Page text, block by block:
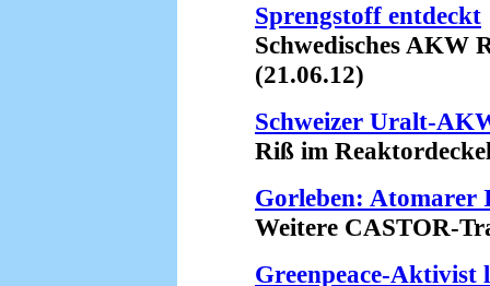
Sprengstoff entdeckt
Schwedisches AKW
(21.06.12)
Schweizer Uralt-
Riß im
Gorleben: Atomarer
Weitere CASTOR-
Greenpeace-Aktivist